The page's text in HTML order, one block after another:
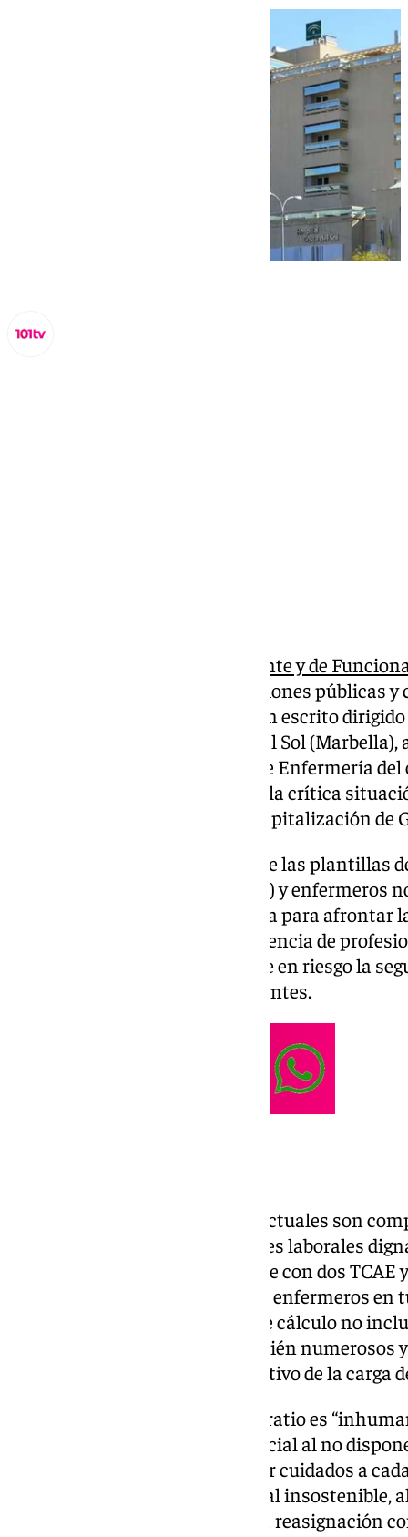
Central Sindical Independiente y de
mayoritario en las administraciones públicas
empresa privada, ha remitido un escrito
Hospital Universitario Costa del Sol (Marbella),
Profesionales y a la Dirección de Enfermería
su “profunda preocupación por la crítica
personal en las unidades de hospitalización de
La central sindical denuncia que las plantillas
Auxiliares de Enfermería (TCAE) y enfermeros
últimos años de forma adecuada para afrontar
generando una situación de carencia de
la calidad asistencial y que pone en riesgo la
profesionales como de los pacientes.
Así, CSIF señala que las ratios actuales son
atentan contra unas condiciones laborales
Cada unidad cuenta únicamente con dos
mañana y tarde; y un TCAE y 1,5 enfermeros
de 25 pacientes por unidad. Este cálculo no
Obstetricia, que requieren también numerosos
“suponen un aumento significativo de la carga
Para CSIF Sanidad Málaga esta ratio es
fatales” sobre la calidad asistencial al no
necesario para atender y prestar cuidados a
arrastran una sobrecarga laboral insostenible,
esta situación hay que sumar la reasignación